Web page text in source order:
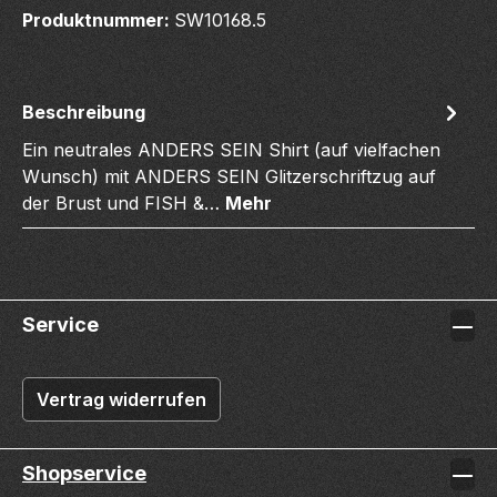
Produktnummer: SW10168.5
Beschreibung
Ein neutrales ANDERS SEIN Shirt (auf vielfachen
Wunsch) mit ANDERS SEIN Glitzerschriftzug auf
der Brust und FISH &… Mehr
Service
Vertrag widerrufen
Shopservice